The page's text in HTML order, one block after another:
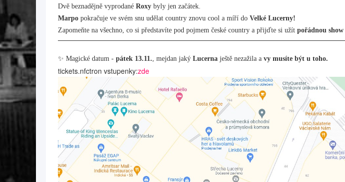
Dvě beznadějně vyprodané Roxy byly jen začátek.
Marpo pokračuje ve svém snu udělat country znovu cool a míří do Velké Lucerny!
Zapomeňte na všechno, co si představíte pod pojmem české country a přijďte si užít pořádnou show
✨ Magické datum - pátek 13.11., mejdan jaký Lucerna ještě nezažila a vy musíte být u toho.
tickets.nfctron vstupenky:zde